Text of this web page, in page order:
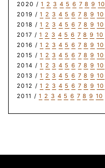
2020 /1 2 3 4 5 6 7 8 9 10
2019 /1 2 3 4 5 6 7 8 9 10
2018 /1 2 3 4 5 6 7 8 9 10
2017 /1 2 3 4 5 6 7 8 9 10
2016 /1 2 3 4 5 6 7 8 9 10
2015 /1 2 3 4 5 6 7 8 9 10
2014 /1 2 3 4 5 6 7 8 9 10
2013 /1 2 3 4 5 6 7 8 9 10
2012 /1 2 3 4 5 6 7 8 9 10
2011 /1 2 3 4 5 6 7 8 9 10